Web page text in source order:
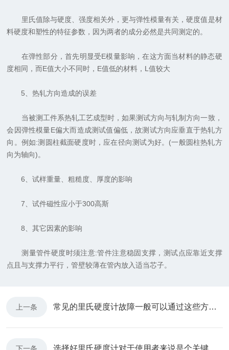
里氏值除与硬度、强度相关外，更与弹性模量有关，硬度值是材
料硬度和塑性的特征参数，因为两者的成分必然是共同测定的。
在弹性部分，首先明显受E模量影响，在这方面当材料的静态硬
度相同，而E值大小不同时，E值低的材料，L值较大
5、热轧方向造成的误差
当被测工件系热轧工艺成型时，如果测试方向与轧制方向一致，
会因弹性模量E偏大而造成测试值偏低，故测试方向应垂直于热轧方
向。例如:测圆柱截面硬度时，应在径向测试为好。(一般圆柱热轧方
向为轴向)。
6、试样重量、粗糙度、厚度的影响
7、试件磁性应小于300高斯
8、其它因素的影响
测量管件硬度时须注意:管件注意稳固支撑，测试点应靠近支撑
点且与支撑力平行，管壁较薄在管内放入适当芯子。
上一条 常见的里氏硬度计故障一般可以通过这些方法解决